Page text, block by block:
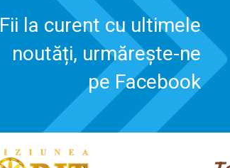
Fii la curent cu ultimele
noutăți, urmărește-ne
pe Facebook